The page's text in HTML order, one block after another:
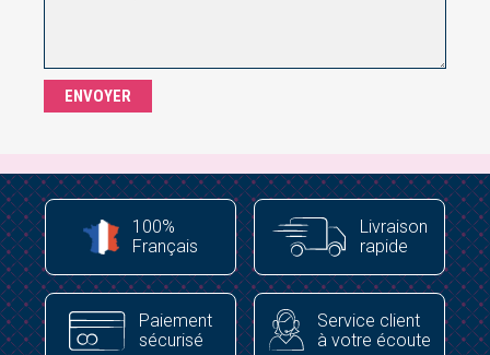
100%
Français
Livraison
rapide
Paiement
sécurisé
Service client
à votre écoute